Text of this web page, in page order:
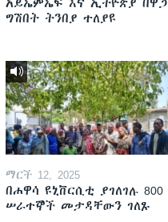
አይኤምኤፍ እና ኢትዮጵያ በዋጋ
ግሽበት ትንበያ ተለያዩ
ማርች 12, 2025
በሐዋሳ ዩኒቨርሲቲ ያገለገሉ 800
ሠራተኞች መታዳቸውን ገለጹ